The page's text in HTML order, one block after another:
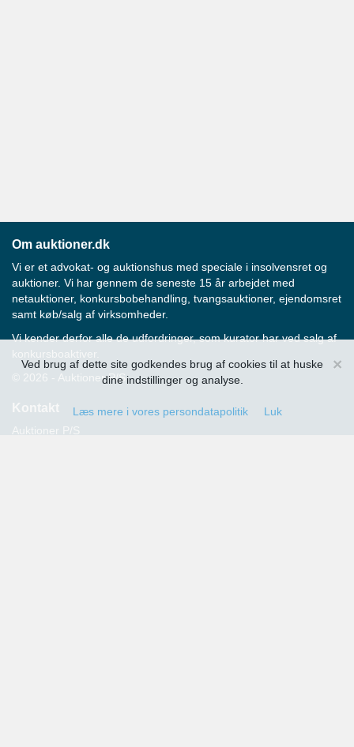
×
Ved brug af dette site godkendes brug af cookies til at huske
dine indstillinger og analyse.
Læs mere i vores persondatapolitik Luk
Om auktioner.dk
Vi er et advokat- og auktionshus med speciale i insolvensret og
auktioner. Vi har gennem de seneste 15 år arbejdet med
netauktioner, konkursbobehandling, tvangsauktioner, ejendomsret
samt køb/salg af virksomheder.
Vi kender derfor alle de udfordringer, som kurator har ved salg af
konkursboaktiver.
© 2026 - Auktioner P/S
Kontakt
Auktioner P/S